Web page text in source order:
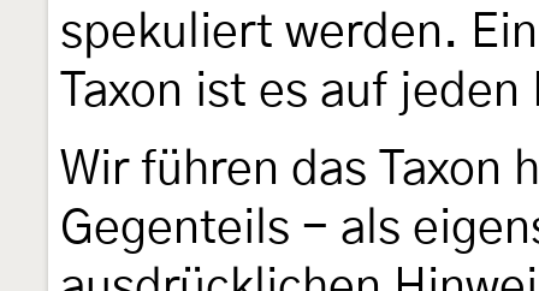
spekuliert werden.
Taxon ist es auf jeden
Wir führen das Taxon
Gegenteils - als